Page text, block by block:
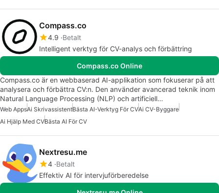
Compass.co
4.9 Betalt
Intelligent verktyg för CV-analys och förbättring
Compass.co Online
Compass.co är en webbaserad AI-applikation som fokuserar på att
analysera och förbättra CV:n. Den använder avancerad teknik inom
Natural Language Processing (NLP) och artificiell…
Web AppsAi SkrivassistentBästa AI-Verktyg För CVAi CV-Byggare
Ai Hjälp Med CVBästa AI För CV
Nextresu.me
4 Betalt
Effektiv AI för intervjuförberedelse